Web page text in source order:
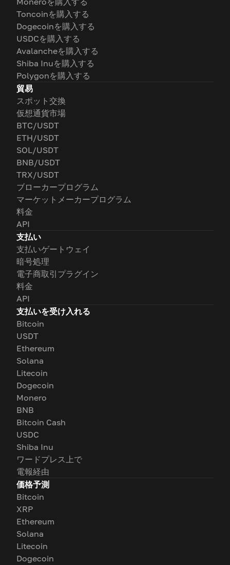
Toncoinを購入する
Dogecoinを購入する
USDCを購入する
Avalancheを購入する
Shiba Inuを購入する
Polygonを購入する
貿易
スポット交換
仮想通貨市場
BTC/USDT
ETH/USDT
SOL/USDT
BNB/USDT
TRX/USDT
ブローカープログラム
マーケットメーカープログラム
料金
API
支払い
支払いゲートウェイ
暗号処理
電子商取引プラグイン
料金
API
支払いを受け入れる
Bitcoin
USDT
Ethereum
Solana
Litecoin
Dogecoin
Monero
BNB
Bitcoin Cash
USDC
Shiba Inu
ワードプレス上で
電報経由
価格予測
Bitcoin
XRP
Ethereum
Solana
Litecoin
Dogecoin